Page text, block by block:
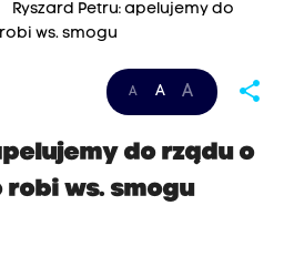
Ryszard Petru: apelujemy do
ws. smogu
A A A share
do rządu o
ws. smogu